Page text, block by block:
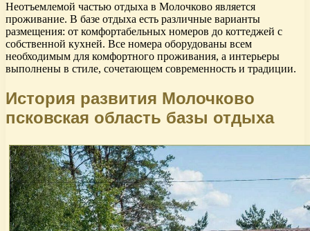
Неотъемлемой частью отдыха в Молочково является
проживание. В базе отдыха есть различные варианты
размещения: от комфортабельных номеров до коттеджей с
собственной кухней. Все номера оборудованы всем
необходимым для комфортного проживания, а интерьеры
выполнены в стиле, сочетающем современность и традиции.
История развития Молочково
псковская область базы отдыха